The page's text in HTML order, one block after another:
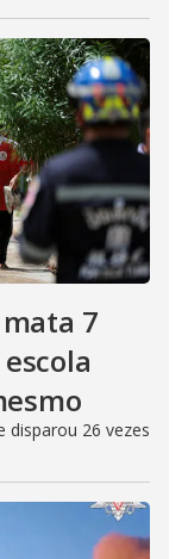
7
disparou 26 vezes